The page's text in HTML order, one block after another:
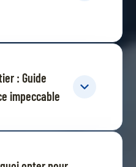
: Guide
impeccable